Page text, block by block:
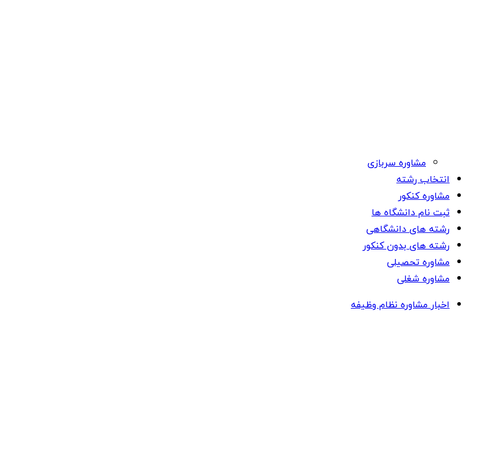
مشاوره سربازی
انتخاب رشته
مشاوره کنکور
ثبت نام دانشگاه ها
رشته های دانشگاهی
رشته های بدون کنکور
مشاوره تحصیلی
مشاوره شغلی
اخبار مشاوره نظام وظیفه